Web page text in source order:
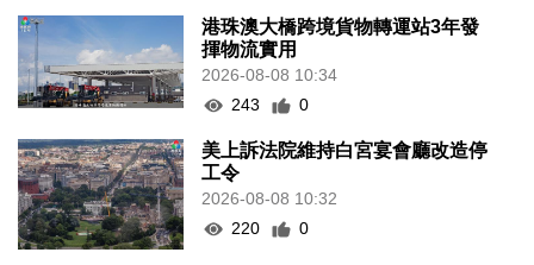
港珠澳大橋跨境貨物轉運站3年發
揮物流實用
2026-08-08 10:34
243
0
美上訴法院維持白宮宴會廳改造停
工令
2026-08-08 10:32
220
0